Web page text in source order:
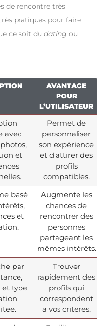
de rencontre très
pratiques pour faire
ce soit du dating ou
AVANTAGE
POUR
L’UTILISATEUR
avec
et
Permet de
personnaliser
son expérience
et d’attirer des
profils
compatibles.
basé
et
Augmente les
chances de
rencontrer des
personnes
partageant les
mêmes intérêts.
par
et type
Trouver
rapidement des
profils qui
correspondent
à vos critères.